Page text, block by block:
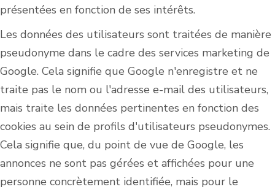
présentées en fonction de ses intérêts.
Les données des utilisateurs sont traitées de manière
pseudonyme dans le cadre des services marketing de
Google. Cela signifie que Google n'enregistre et ne
traite pas le nom ou l'adresse e-mail des utilisateurs,
mais traite les données pertinentes en fonction des
cookies au sein de profils d'utilisateurs pseudonymes.
Cela signifie que, du point de vue de Google, les
annonces ne sont pas gérées et affichées pour une
personne concrètement identifiée, mais pour le